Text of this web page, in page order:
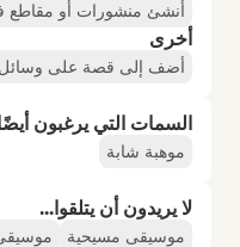
أنشئ منشورات أو مقاطع
أخرى
أضف إلى قصة على وسائل
السمات التي يرغبون
موهبة شابة
لا يريدون أن يتلقوا...
موسيقى مسيحية